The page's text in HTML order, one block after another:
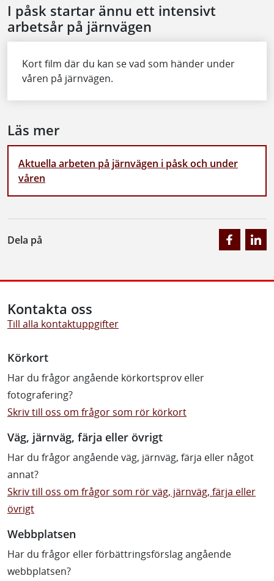
I påsk startar ännu ett intensivt
arbetsår på järnvägen
Kort film där du kan se vad som händer under
våren på järnvägen.
Läs mer
Aktuella arbeten på järnvägen i påsk och under
våren
Dela på
Kontakta oss
Till alla kontaktuppgifter
Körkort
Har du frågor angående körkortsprov eller
fotografering?
Skriv till oss om frågor som rör körkort
Väg, järnväg, färja eller övrigt
Har du frågor angående väg, järnväg, färja eller något
annat?
Skriv till oss om frågor som rör väg, järnväg, färja eller
övrigt
Webbplatsen
Har du frågor eller förbättringsförslag angående
webbplatsen?